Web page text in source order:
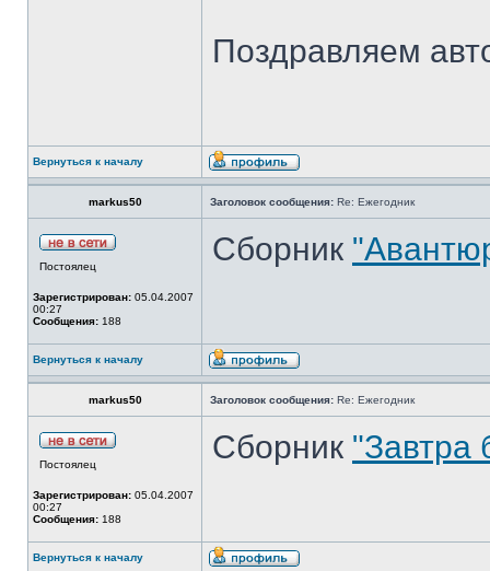
Поздравляем
Вернуться к началу
markus50 Заголовок сообщения: Re: Ежегодник
Постоялец
Зарегистрирован: 05.04.2007
00:27
Сообщения: 188
Сборник
Вернуться к началу
markus50 Заголовок сообщения: Re: Ежегодник
Постоялец
Зарегистрирован: 05.04.2007
00:27
Сообщения: 188
Сборник "Завтра
Вернуться к началу